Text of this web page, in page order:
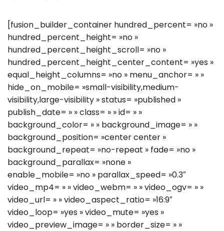
[fusion_builder_container hundred_percent= »no »
hundred_percent_height= »no »
hundred_percent_height_scroll= »no »
hundred_percent_height_center_content= »yes »
equal_height_columns= »no » menu_anchor= » »
hide_on_mobile= »small-visibility,medium-
visibility,large-visibility » status= »published »
publish_date= » » class= » » id= » »
background_color= » » background_image= » »
background_position= »center center »
background_repeat= »no-repeat » fade= »no »
background_parallax= »none »
enable_mobile= »no » parallax_speed= »0.3″
video_mp4= » » video_webm= » » video_ogv= » »
video_url= » » video_aspect_ratio= »16:9″
video_loop= »yes » video_mute= »yes »
video_preview_image= » » border_size= » »